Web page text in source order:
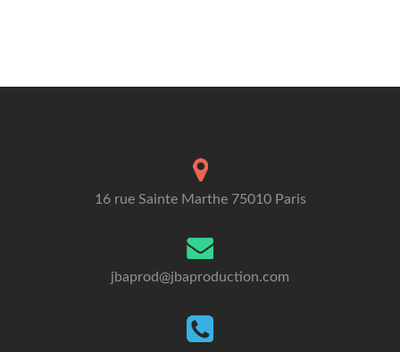
16 rue Sainte Marthe 75010 Paris
jbaprod@jbaproduction.com